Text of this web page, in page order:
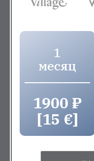
1
месяц
1900 ₽
[15 €]